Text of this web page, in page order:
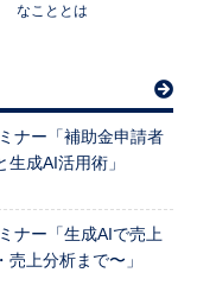
なこととは
ナー「補助金申請者
成AI活用術」
ナー「生成AIで売上
上分析まで〜」